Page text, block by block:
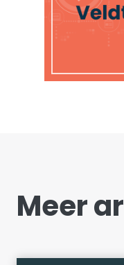
Meer